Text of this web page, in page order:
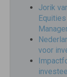
Jorik
voor